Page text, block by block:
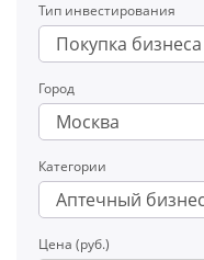
Тип инвестирования
Покупка бизнеса
Город
Москва
Категории
Аптечный бизнес
Цена (руб.)